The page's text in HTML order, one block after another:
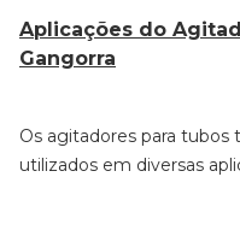
Aplicações do
Gangorra
Os agitadores para
utilizados em diversas